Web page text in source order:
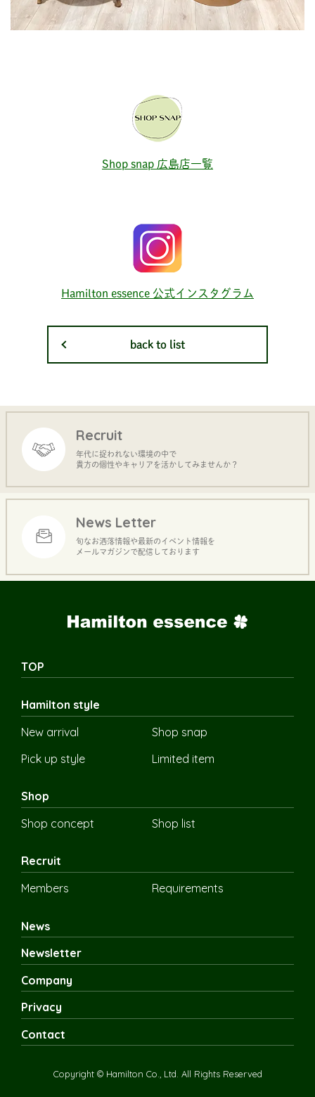
Shop snap 広島店一覧
Hamilton essence 公式インスタグラム
back to list
Recruit
年代に捉われない環境の中で
貴方の個性やキャリアを活かしてみませんか？
News Letter
旬なお洒落情報や最新のイベント情報を
メールマガジンで配信しております
TOP
Hamilton style
New arrival
Shop snap
Pick up style
Limited item
Shop
Shop concept
Shop list
Recruit
Members
Requirements
News
Newsletter
Company
Privacy
Contact
Copyright © Hamilton Co., Ltd. All Rights Reserved